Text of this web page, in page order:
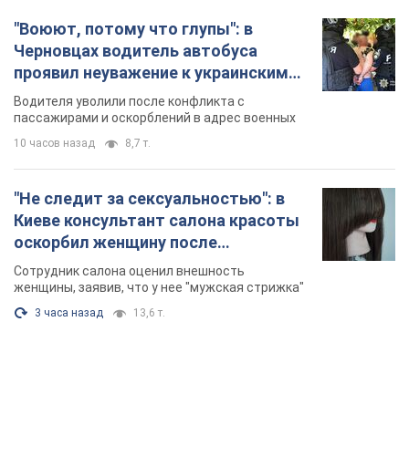
"Воюют, потому что глупы": в
Черновцах водитель автобуса
проявил неуважение к украинским
военным и поплатился за это.
Видео
Водителя уволили после конфликта с
пассажирами и оскорблений в адрес военных
10 часов назад 8,7 т.
"Не следит за сексуальностью": в
Киеве консультант салона красоты
оскорбил женщину после
химиотерапии, разгорелся скандал.
Фото
Сотрудник салона оценил внешность
женщины, заявив, что у нее "мужская стрижка"
3 часа назад 13,6 т.